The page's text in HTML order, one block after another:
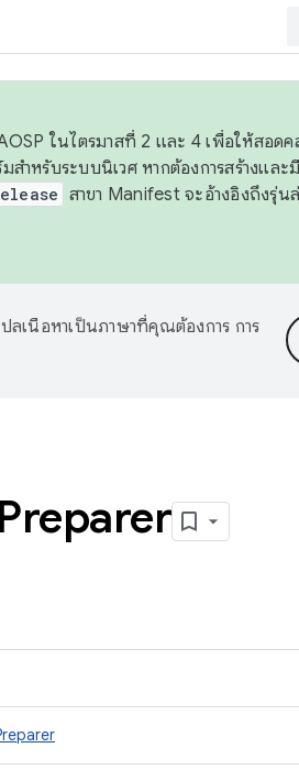
ในไตรมาสที่ 2 และ 4 เพื่อให้สอด
ำหรับระบบนิเวศ หากต้องการสร้างและ
สาขา Manifest จะอ้างอิงถึงรุ่
ลเนื้อหาเป็นภาษาที่คุณต้องการ การ
Preparer